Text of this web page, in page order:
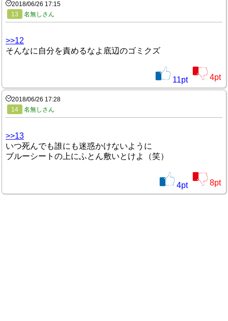
2018/06/26 17:15
13
名無しさん
>>12
そんなに自分を責めるなよ底辺のゴミクズ
11pt 4pt
2018/06/26 17:28
14
名無しさん
>>13
いつ死んでも誰にも迷惑かけないように
ブルーシートの上にふとん敷いとけよ（笑）
4pt 8pt